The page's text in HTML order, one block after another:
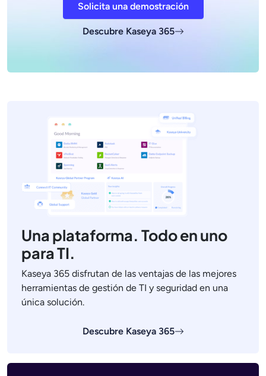
Solicita una demostración
Descubre Kaseya 365
Una plataforma. Todo en uno
para TI.
Kaseya 365 disfrutan de las ventajas de las mejores
herramientas de gestión de TI y seguridad en una
única solución.
Descubre Kaseya 365